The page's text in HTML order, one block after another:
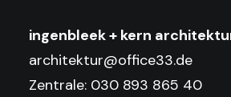
ingenbleek + kern
architektur@office33.de
Zentrale: 030 893 865 40